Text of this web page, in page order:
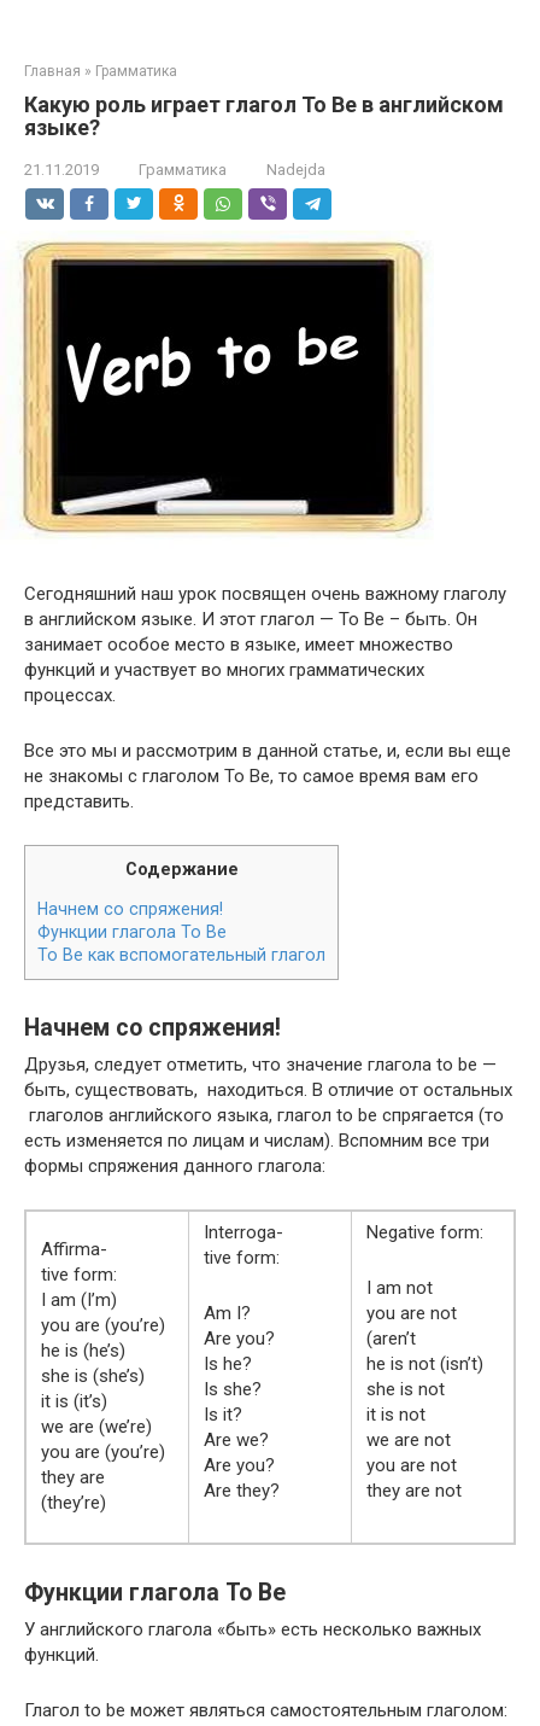
Главная » Грамматика
Какую роль играет глагол To Be в английском
языке?
21.11.2019 Грамматика Nadejda
Сегодняшний наш урок посвящен очень важному глаголу
в английском языке. И этот глагол — To Be – быть. Он
занимает особое место в языке, имеет множество
функций и участвует во многих грамматических
процессах.
Все это мы и рассмотрим в данной статье, и, если вы еще
не знакомы с глаголом To Be, то самое время вам его
представить.
Содержание
Начнем со спряжения!
Функции глагола To Be
To Be как вспомогательный глагол
Начнем со спряжения!
Друзья, следует отметить, что значение глагола to be —
быть, существовать, находиться. В отличие от остальных
глаголов английского языка, глагол to be спрягается (то
есть изменяется по лицам и числам). Вспомним все три
формы спряжения данного глагола:
Affir­ma­
tive form:
I am (I’m)
you are (you’re)
he is (he’s)
she is (she’s)
it is (it’s)
we are (we’re)
you are (you’re)
they are
(they’re)
Inter­rog­a­
tive form:
Am I?
Are you?
Is he?
Is she?
Is it?
Are we?
Are you?
Are they?
Neg­a­tive form:
I am not
you are not
(aren’t
he is not (isn’t)
she is not
it is not
we are not
you are not
they are not
Функции глагола To Be
У английского глагола «быть» есть несколько важных
функций.
Глагол to be может являться самостоятельным глаголом: